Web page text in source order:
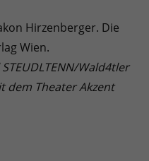
Hirzenberger. Die
Wien.
Wald4tler
dem Theater Akzent